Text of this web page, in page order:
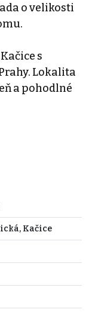
o velikosti
s
Lokalita
a pohodlné
Kačice